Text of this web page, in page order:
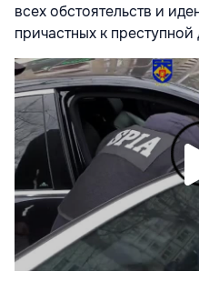
всех обстоятельств и
причастных к преступной